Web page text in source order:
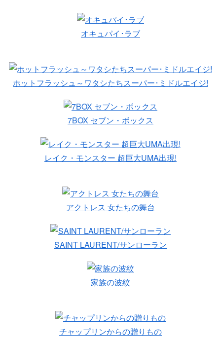
オキュパイ･ラブ
ホットフラッシュ～ワタシたちスーパー･ミドルエイジ!
7BOX セブン・ボックス
レイク・モンスター 超巨大UMA出現!
アクトレス 女たちの舞台
SAINT LAURENT/サンローラン
家族の波紋
チャップリンからの贈りもの